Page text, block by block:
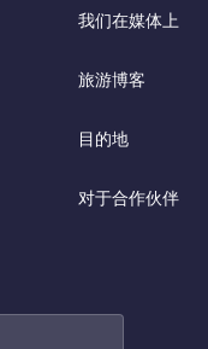
我们在媒体上
旅游博客
目的地
对于合作伙伴